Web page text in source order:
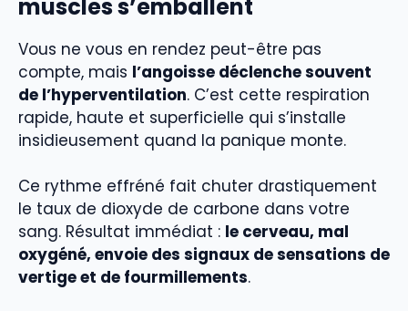
muscles s’emballent
Vous ne vous en rendez peut-être pas
compte, mais l’angoisse déclenche souvent
de l’hyperventilation. C’est cette respiration
rapide, haute et superficielle qui s’installe
insidieusement quand la panique monte.
Ce rythme effréné fait chuter drastiquement
le taux de dioxyde de carbone dans votre
sang. Résultat immédiat : le cerveau, mal
oxygéné, envoie des signaux de sensations de
vertige et de fourmillements.